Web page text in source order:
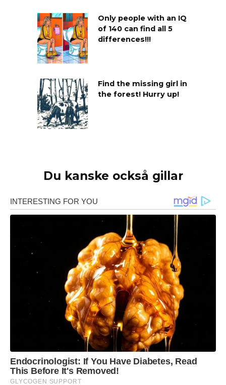
Only people with an IQ
of 140 can find all 5
differences!!!
Find the missing girl in
the forest! Hurry up!
Du kanske också gillar